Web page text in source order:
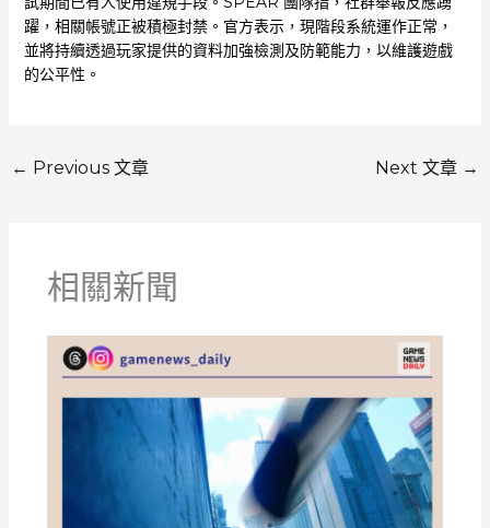
躍，相關帳號正被積極封禁。官方表示，現階段系統運作正常，
並將持續透過玩家提供的資料加強檢測及防範能力，以維護遊戲
的公平性。
← Previous 文章 Next 文章 →
相關新聞